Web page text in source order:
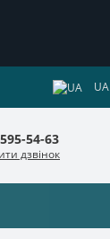
UA
54-63
дзвінок